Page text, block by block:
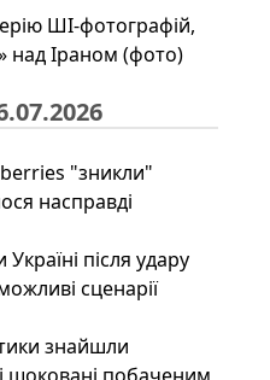
ШІ-фотографій,
над Іраном (фото)
"зникли"
насправді
після удару
сценарії
знайшли